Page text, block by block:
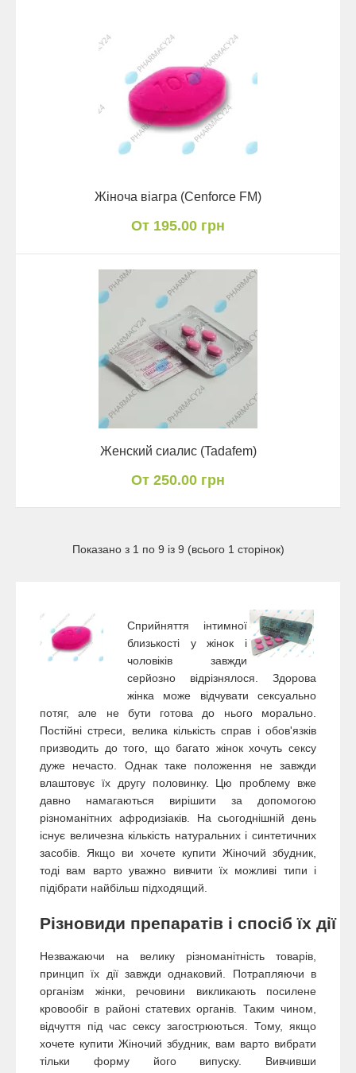
Жіноча віагра (Cenforce FM)
От 195.00 грн
Женский сиалис (Tadafem)
От 250.00 грн
Показано з 1 по 9 із 9 (всього 1 сторінок)
Сприйняття інтимної
близькості у жінок і
чоловіків завжди
серйозно відрізнялося. Здорова
жінка може відчувати сексуально
потяг, але не бути готова до нього морально.
Постійні стреси, велика кількість справ і обов'язків
призводить до того, що багато жінок хочуть сексу
дуже нечасто. Однак таке положення не завжди
влаштовує їх другу половинку. Цю проблему вже
давно намагаються вирішити за допомогою
різноманітних афродизіаків. На сьогоднішній день
існує величезна кількість натуральних і синтетичних
засобів. Якщо ви хочете купити Жіночий збудник,
тоді вам варто уважно вивчити їх можливі типи і
підібрати найбільш підходящий.
Різновиди препаратів і спосіб їх дії
Незважаючи на велику різноманітність товарів,
принцип їх дії завжди однаковий. Потрапляючи в
організм жінки, речовини викликають посилене
кровообіг в районі статевих органів. Таким чином,
відчуття під час сексу загострюються. Тому, якщо
хочете купити Жіночий збудник, вам варто вибрати
тільки форму його випуску. Вивчивши